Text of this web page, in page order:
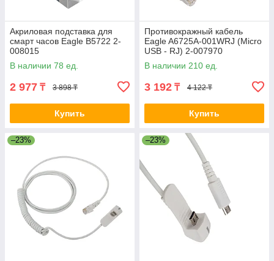
Акриловая подставка для
смарт часов Eagle B5722 2-
008015
В наличии 78 ед.
2 977 ₸ 3 898 ₸
Купить
Противокражный кабель
Eagle A6725A-001WRJ (Micro
USB - RJ) 2-007970
В наличии 210 ед.
3 192 ₸ 4 122 ₸
Купить
–23% –23%